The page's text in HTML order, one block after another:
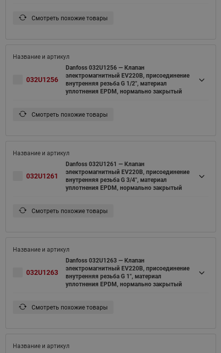
Смотреть похожие товары
032U1256
Danfoss 032U1256 — Клапан
электромагнитный EV220B, присоединение
внутренняя резьба G 1/2", материал
уплотнения EPDM, нормально закрытый
Смотреть похожие товары
032U1261
Danfoss 032U1261 — Клапан
электромагнитный EV220B, присоединение
внутренняя резьба G 3/4", материал
уплотнения EPDM, нормально закрытый
Смотреть похожие товары
032U1263
Danfoss 032U1263 — Клапан
электромагнитный EV220B, присоединение
внутренняя резьба G 1", материал
уплотнения EPDM, нормально закрытый
Смотреть похожие товары